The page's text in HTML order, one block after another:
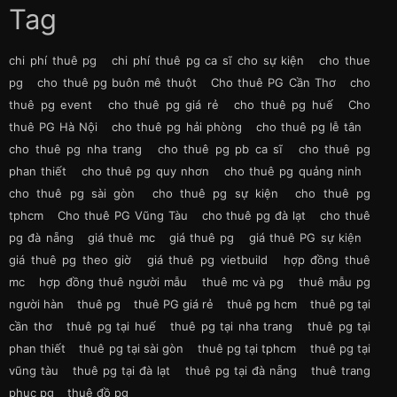
Tag
chi phí thuê pg chi phí thuê pg ca sĩ cho sự kiện
cho thue
pg
cho thuê pg buôn mê thuột Cho thuê PG Cần Thơ
cho
thuê pg event
cho thuê pg giá rẻ cho thuê pg huế
Cho
thuê PG Hà Nội
cho thuê pg hải phòng
cho thuê pg lễ tân
cho thuê pg nha trang
cho thuê pg pb ca sĩ
cho thuê pg
phan thiết
cho thuê pg quy nhơn
cho thuê pg quảng ninh
cho thuê pg sài gòn
cho thuê pg sự kiện
cho thuê pg
tphcm
Cho thuê PG Vũng Tàu cho thuê pg đà lạt
cho thuê
pg đà nẵng
giá thuê mc giá thuê pg
giá thuê PG sự kiện
giá thuê pg theo giờ
giá thuê pg vietbuild
hợp đồng thuê
mc
hợp đồng thuê người mẫu thuê mc và pg
thuê mẫu pg
người hàn
thuê pg thuê PG giá rẻ thuê pg hcm
thuê pg tại
cần thơ
thuê pg tại huế thuê pg tại nha trang
thuê pg tại
phan thiết
thuê pg tại sài gòn thuê pg tại tphcm
thuê pg tại
vũng tàu
thuê pg tại đà lạt thuê pg tại đà nẵng
thuê trang
phục pg
thuê đồ pg